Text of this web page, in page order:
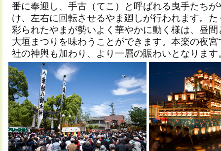
番に奉迎し、手古（てこ）と呼ばれる曳手たち
け、左右に回転させるやま廻しが行われます。
彩られたやまが勢いよく華やかに動く様は、昼
大垣まつりを味わうことができます。本楽の夜
社の神輿も加わり、より一層の賑わいとなります